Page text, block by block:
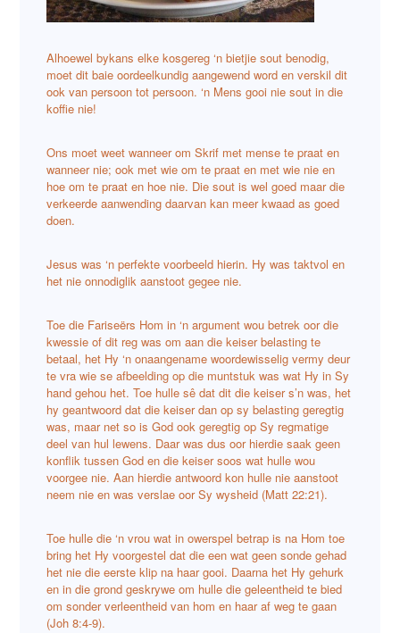
Alhoewel bykans elke kosgereg ‘n bietjie sout benodig,
moet dit baie oordeelkundig aangewend word en verskil dit
ook van persoon tot persoon. ‘n Mens gooi nie sout in die
koffie nie!
Ons moet weet wanneer om Skrif met mense te praat en
wanneer nie; ook met wie om te praat en met wie nie en
hoe om te praat en hoe nie. Die sout is wel goed maar die
verkeerde aanwending daarvan kan meer kwaad as goed
doen.
Jesus was ‘n perfekte voorbeeld hierin. Hy was taktvol en
het nie onnodiglik aanstoot gegee nie.
Toe die Fariseërs Hom in ‘n argument wou betrek oor die
kwessie of dit reg was om aan die keiser belasting te
betaal, het Hy ‘n onaangename woordewisselig vermy deur
te vra wie se afbeelding op die muntstuk was wat Hy in Sy
hand gehou het. Toe hulle sê dat dit die keiser s’n was, het
hy geantwoord dat die keiser dan op sy belasting geregtig
was, maar net so is God ook geregtig op Sy regmatige
deel van hul lewens. Daar was dus oor hierdie saak geen
konflik tussen God en die keiser soos wat hulle wou
voorgee nie. Aan hierdie antwoord kon hulle nie aanstoot
neem nie en was verslae oor Sy wysheid (Matt 22:21).
Toe hulle die ‘n vrou wat in owerspel betrap is na Hom toe
bring het Hy voorgestel dat die een wat geen sonde gehad
het nie die eerste klip na haar gooi. Daarna het Hy gehurk
en in die grond geskrywe om hulle die geleentheid te bied
om sonder verleentheid van hom en haar af weg te gaan
(Joh 8:4-9).